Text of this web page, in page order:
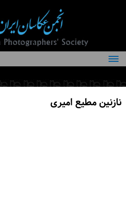
درباره انجمن
کمیته‌های انجمن
اعضاء انجمننازنین مطیع امیری